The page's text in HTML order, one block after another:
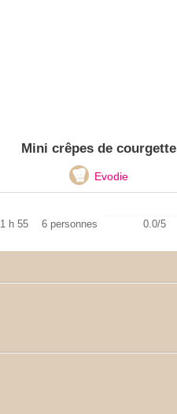
Mini crêpes de courgette
Evodie
1 h 55 6 personnes 0.0/5